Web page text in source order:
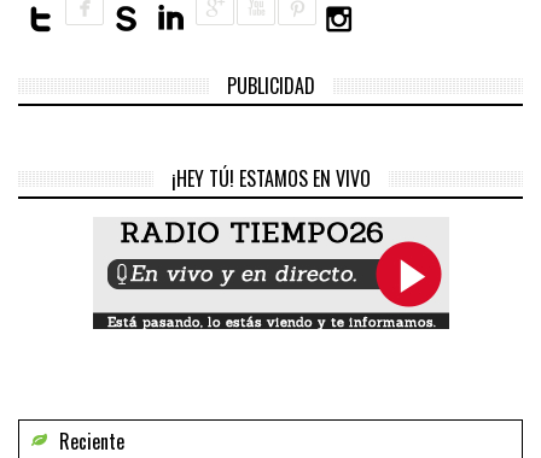
PUBLICIDAD
¡HEY TÚ! ESTAMOS EN VIVO
Reciente